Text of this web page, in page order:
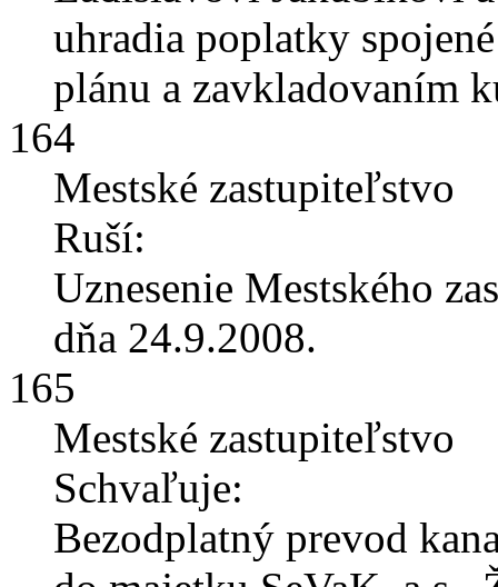
uhradia poplatky
plánu a zavkladovaním
164
Mestské zastupiteľstvo
Ruší:
Uznesenie Mestského
dňa 24.9.2008.
165
Mestské zastupiteľstvo
Schvaľuje:
Bezodplatný prevod